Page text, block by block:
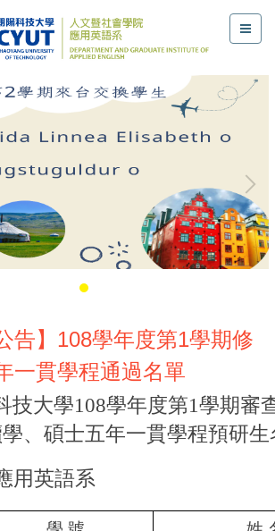
告】108學年度第1學期修
一貫學程通過名單
技大學108學年度第1學期審
、碩士五年一貫學程預研生
用英語系